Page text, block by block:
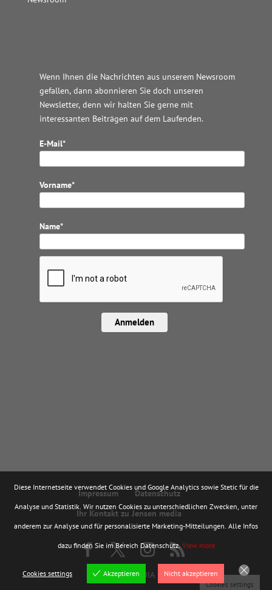
Wenn Ihnen die Nachrichten aus unserem Newsroom
gefallen, dann abonnieren Sie doch unseren
Newsletter, denn wir halten Sie gerne mit
interessanten Beiträgen auf dem Laufenden.
E-Mail*
Vorname*
Name*
Anmelden
Impressum
Datenschutz
Ihr Kontakt zu Jensen media
© JENSEN MEDIA GMBH
Diese Internetseite verwendet Cookies und Google Analytics sowie Stetic für die
Analyse und Statistik. Wir nutzen Cookies zu unterschiedlichen Zwecken, unter
anderem zur Analyse und für personalisierte Marketing-Mitteilungen. Alle Infos
dazu finden Sie im Bereich Datenschutz.View more
Cookies settings Akzeptieren Nicht akzeptieren
Cookies settings